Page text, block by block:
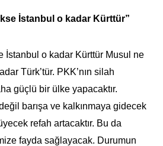
İstanbul o kadar Kürttür”
İstanbul o kadar Kürttür Musul ne
Türk’tür. PKK’nın silah
güçlü bir ülke yapacaktır.
barışa ve kalkınmaya gidecek
refah artacaktır. Bu da
fayda sağlayacak. Durumun